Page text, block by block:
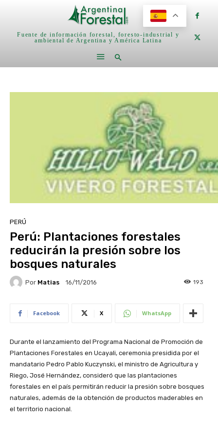
Fuente de información forestal, foresto-industrial y
ambiental de Argentina y América Latina
PERÚ
Perú: Plantaciones forestales
reducirán la presión sobre los
bosques naturales
Por Matias 16/11/2016 193
Facebook X WhatsApp
Durante el lanzamiento del Programa Nacional de Promoción de
Plantaciones Forestales en Ucayali, ceremonia presidida por el
mandatario Pedro Pablo Kuczynski, el ministro de Agricultura y
Riego, José Hernández, consideró que las plantaciones
forestales en el país permitirán reducir la presión sobre bosques
naturales, además de la obtención de productos maderables en
el territorio nacional.